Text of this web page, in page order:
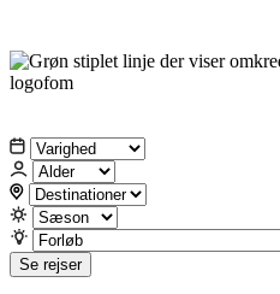
Se rejser